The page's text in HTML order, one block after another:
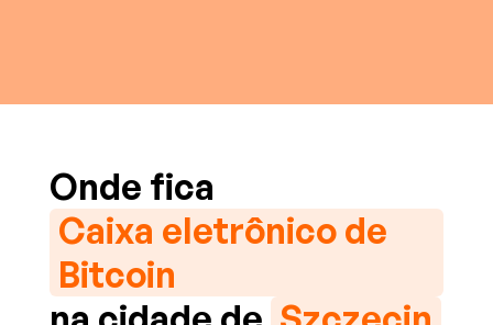
Onde fica
Caixa eletrônico de
Bitcoin